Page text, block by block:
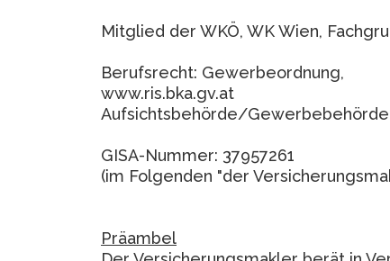
Mitglied der WKÖ, WK Wien,
Berufsrecht: Gewerbeordnung,
www.ris.bka.gv.at
Aufsichtsbehörde/
GISA-Nummer: 37957261
(im Folgenden "der
Präambel